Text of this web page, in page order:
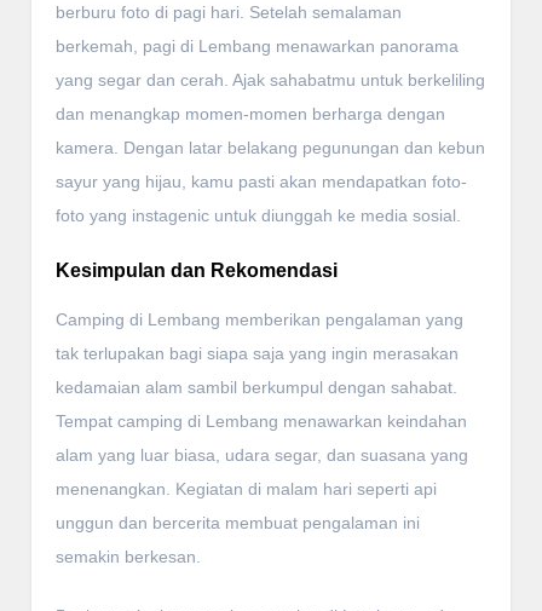
berburu foto di pagi hari. Setelah semalaman
berkemah, pagi di Lembang menawarkan panorama
yang segar dan cerah. Ajak sahabatmu untuk berkeliling
dan menangkap momen-momen berharga dengan
kamera. Dengan latar belakang pegunungan dan kebun
sayur yang hijau, kamu pasti akan mendapatkan foto-
foto yang instagenic untuk diunggah ke media sosial.
Kesimpulan dan Rekomendasi
Camping di Lembang memberikan pengalaman yang
tak terlupakan bagi siapa saja yang ingin merasakan
kedamaian alam sambil berkumpul dengan sahabat.
Tempat camping di Lembang menawarkan keindahan
alam yang luar biasa, udara segar, dan suasana yang
menenangkan. Kegiatan di malam hari seperti api
unggun dan bercerita membuat pengalaman ini
semakin berkesan.